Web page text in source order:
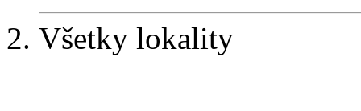
Všetky lokality